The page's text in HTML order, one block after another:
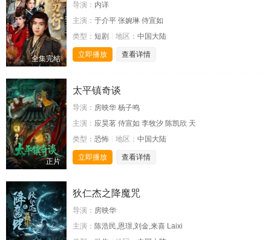
全集完结
导演： 内详
主演： 于介平 张婉琳 侍宣如
类型： 短剧 地区： 中国大陆
立即播放 查看详情
正片
太平镇奇谈
导演： 房映华 杨子鸣
主演： 应昊茗 侍宣如 李牧汐 陈凯欣 天
类型： 恐怖 地区： 中国大陆
立即播放 查看详情
狄仁杰之降魔咒
导演： 房映华
主演： 陈浩民,恩璟,刘金,来喜 Laixi